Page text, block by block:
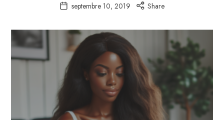
septembre 10, 2019 Share